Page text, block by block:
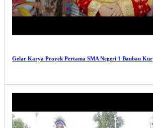
Gelar Karya Proyek Pertama SMA Negeri 1 Baubau Kur